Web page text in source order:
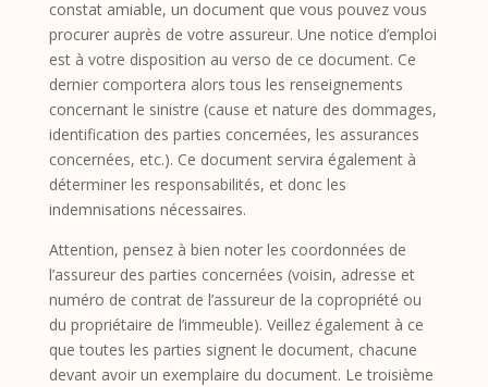
constat amiable, un document que vous pouvez vous
procurer auprès de votre assureur. Une notice d’emploi
est à votre disposition au verso de ce document. Ce
dernier comportera alors tous les renseignements
concernant le sinistre (cause et nature des dommages,
identification des parties concernées, les assurances
concernées, etc.). Ce document servira également à
déterminer les responsabilités, et donc les
indemnisations nécessaires.
Attention, pensez à bien noter les coordonnées de
l’assureur des parties concernées (voisin, adresse et
numéro de contrat de l’assureur de la copropriété ou
du propriétaire de l’immeuble). Veillez également à ce
que toutes les parties signent le document, chacune
devant avoir un exemplaire du document. Le troisième